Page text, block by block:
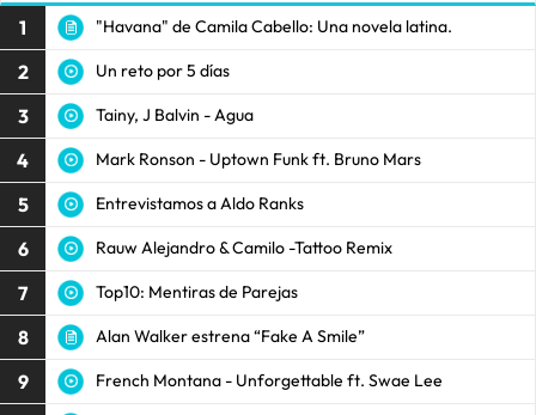
1 "Havana" de Camila Cabello: Una novela latina.
2 Un reto por 5 días
3 Tainy, J Balvin - Agua
4 Mark Ronson - Uptown Funk ft. Bruno Mars
5 Entrevistamos a Aldo Ranks
6 Rauw Alejandro & Camilo -Tattoo Remix
7 Top10: Mentiras de Parejas
8 Alan Walker estrena “Fake A Smile”
9 French Montana - Unforgettable ft. Swae Lee